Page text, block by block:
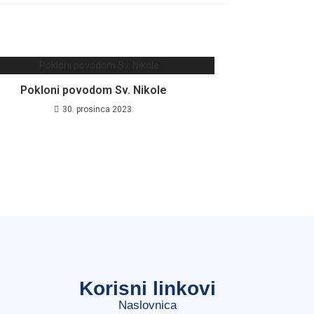
Pokloni povodom Sv. Nikole
30. prosinca 2023.
Korisni linkovi
Naslovnica